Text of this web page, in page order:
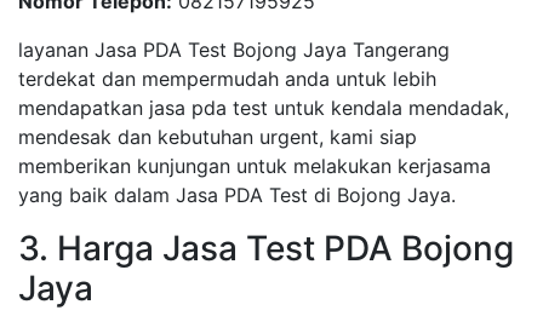
layanan Jasa PDA Test Bojong Jaya Tangerang
terdekat dan mempermudah anda untuk lebih
mendapatkan jasa pda test untuk kendala mendadak,
mendesak dan kebutuhan urgent, kami siap
memberikan kunjungan untuk melakukan kerjasama
yang baik dalam Jasa PDA Test di Bojong Jaya.
3. Harga Jasa Test PDA Bojong
Jaya